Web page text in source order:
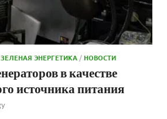
ЗЕЛЕНАЯ ЭНЕРГЕТИКА/НОВОСТИ
в качестве
источника питания